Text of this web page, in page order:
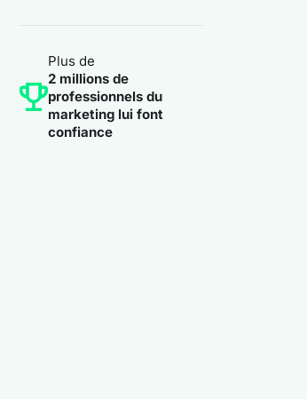
Plus de
2 millions de
professionnels du
marketing lui font
confiance